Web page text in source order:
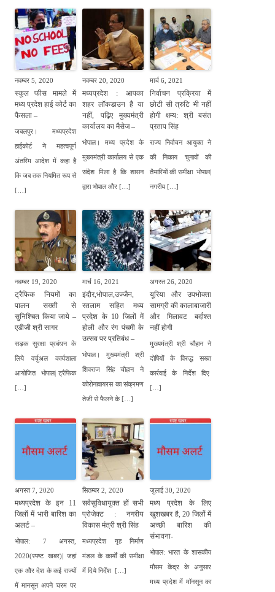
नवम्बर 5, 2020
स्कूल फीस मामले में
मध्य प्रदेश हाई कोर्ट का
फैसला –
जबलपुर। मध्यप्रदेश
हाईकोर्ट ने महत्वपूर्ण
अंतरिम आदेश में कहा है
कि जब तक नियमित रूप से
[…]
नवम्बर 20, 2020
मध्यप्रदेश : आपका
शहर लॉकडाउन है या
नहीं, पढ़िए मुख्यमंत्री
कार्यालय का मैसेज –
भोपाल। मध्य प्रदेश के
मुख्यमंत्री कार्यालय से एक
संदेश मिला है कि शासन
द्वारा भोपाल और […]
मार्च 6, 2021
निर्वाचन प्रक्रिया में
छोटी सी त्रुटि भी नहीं
होगी क्षम्य: श्री बसंत
प्रताप सिंह
राज्य निर्वाचन आयुक्त ने
की निकाय चुनावों की
तैयारियों की समीक्षा भोपाल|
नगरीय […]
नवम्बर 19, 2020
ट्रैफिक नियमों का
पालन सख्ती से
सुनिश्चित किया जाये –
एडीजी श्री सागर
सड़क सुरक्षा प्रबंधन के
लिये वर्चुअल कार्यशाला
आयोजित भोपाल| ट्रैफिक
[…]
मार्च 16, 2021
इंदौर,भोपाल,उज्जैन,
रतलाम सहित मध्य
प्रदेश के 10 जिलों में
होली और रंग पंचमी के
उत्सव पर प्रतिबंध –
भोपाल। मुख्यमंत्री श्री
शिवराज सिंह चौहान ने
कोरोनावायरस का संक्रमण
तेजी से फैलने के […]
अगस्त 26, 2020
यूरिया और उपभोक्ता
सामग्री की कालाबाजारी
और मिलावट बर्दाश्त
नहीं होगी
मुख्यमंत्री श्री चौहान ने
दोषियों के विरुद्ध सख्त
कार्रवाई के निर्देश दिए
[…]
अगस्त 7, 2020
मध्यप्रदेश के इन 11
जिलों में भारी बारिश का
अलर्ट –
भोपाल: 7 अगस्त,
2020(स्पष्ट खबर)| जहां
एक और देश के कई राज्यों
में मानसून अपने चरम पर
सितम्बर 2, 2020
सर्वसुविधायुक्त हों सभी
प्रोजेक्ट : नगरीय
विकास मंत्री श्री सिंह
मध्यप्रदेश गृह निर्माण
मंडल के कार्यों की समीक्षा
में दिये निर्देश […]
जुलाई 30, 2020
मध्य प्रदेश के लिए
खुशखबर है, 20 जिलों में
अच्छी बारिश की
संभावना-
भोपाल: भारत के शासकीय
मौसम केंद्र के अनुसार
मध्य प्रदेश में मॉनसून का